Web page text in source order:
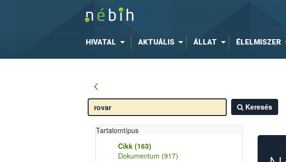
HIVATAL AKTUÁLIS ÁLLAT ÉLELMISZER
Keresés
Tartalomtípus
Cikk (163)
Dokumentum (917)